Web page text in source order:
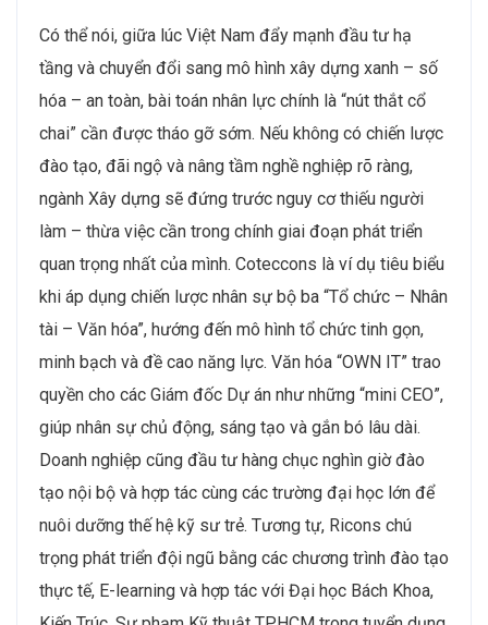
Có thể nói, giữa lúc Việt Nam đẩy mạnh đầu tư hạ
tầng và chuyển đổi sang mô hình xây dựng xanh – số
hóa – an toàn, bài toán nhân lực chính là “nút thắt cổ
chai” cần được tháo gỡ sớm. Nếu không có chiến lược
đào tạo, đãi ngộ và nâng tầm nghề nghiệp rõ ràng,
ngành Xây dựng sẽ đứng trước nguy cơ thiếu người
làm – thừa việc cần trong chính giai đoạn phát triển
quan trọng nhất của mình. Coteccons là ví dụ tiêu biểu
khi áp dụng chiến lược nhân sự bộ ba “Tổ chức – Nhân
tài – Văn hóa”, hướng đến mô hình tổ chức tinh gọn,
minh bạch và đề cao năng lực. Văn hóa “OWN IT” trao
quyền cho các Giám đốc Dự án như những “mini CEO”,
giúp nhân sự chủ động, sáng tạo và gắn bó lâu dài.
Doanh nghiệp cũng đầu tư hàng chục nghìn giờ đào
tạo nội bộ và hợp tác cùng các trường đại học lớn để
nuôi dưỡng thế hệ kỹ sư trẻ. Tương tự, Ricons chú
trọng phát triển đội ngũ bằng các chương trình đào tạo
thực tế, E-learning và hợp tác với Đại học Bách Khoa,